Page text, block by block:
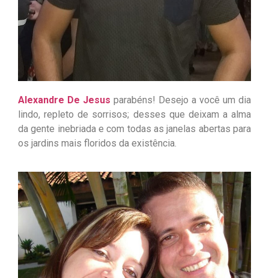
Alexandre De Jesus parabéns! Desejo a você um dia
lindo, repleto de sorrisos; desses que deixam a alma
da gente inebriada e com todas as janelas abertas para
os jardins mais floridos da existência.